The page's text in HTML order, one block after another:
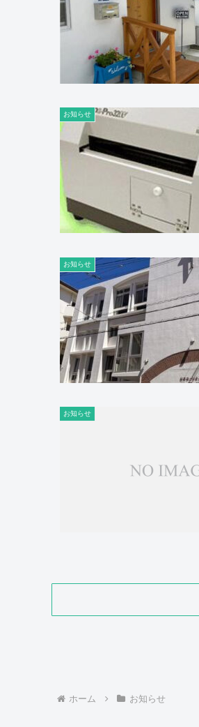
お知らせ
お知らせ
お知らせ
ホーム お知らせ